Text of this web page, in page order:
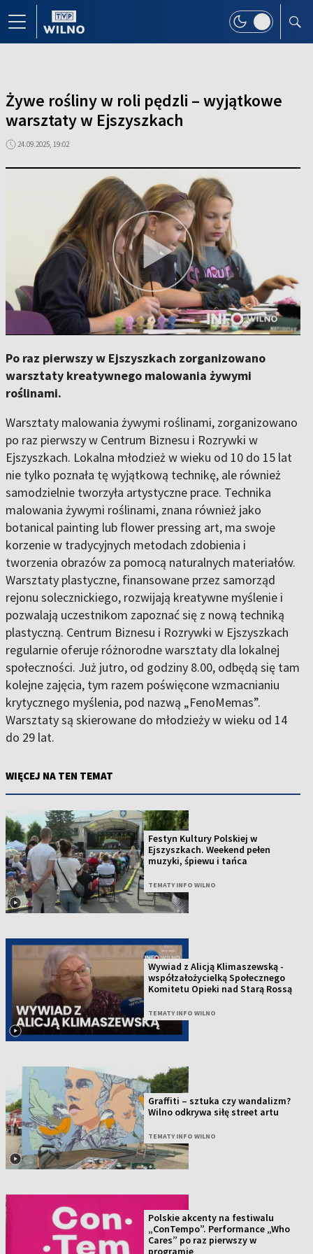
Żywe rośliny w roli pędzli – wyjątkowe
warsztaty w Ejszyszkach
24.09.2025, 19:02
Po raz pierwszy w Ejszyszkach zorganizowano
warsztaty kreatywnego malowania żywymi
roślinami.
Warsztaty malowania żywymi roślinami, zorganizowano
po raz pierwszy w Centrum Biznesu i Rozrywki w
Ejszyszkach. Lokalna młodzież w wieku od 10 do 15 lat
nie tylko poznała tę wyjątkową technikę, ale również
samodzielnie tworzyła artystyczne prace. Technika
malowania żywymi roślinami, znana również jako
botanical painting lub flower pressing art, ma swoje
korzenie w tradycyjnych metodach zdobienia i
tworzenia obrazów za pomocą naturalnych materiałów.
Warsztaty plastyczne, finansowane przez samorząd
rejonu solecznickiego, rozwijają kreatywne myślenie i
pozwalają uczestnikom zapoznać się z nową techniką
plastyczną. Centrum Biznesu i Rozrywki w Ejszyszkach
regularnie oferuje różnorodne warsztaty dla lokalnej
społeczności. Już jutro, od godziny 8.00, odbędą się tam
kolejne zajęcia, tym razem poświęcone wzmacnianiu
krytycznego myślenia, pod nazwą „FenoMemas”.
Warsztaty są skierowane do młodzieży w wieku od 14
do 29 lat.
WIĘCEJ NA TEN TEMAT
Festyn Kultury Polskiej w
Ejszyszkach. Weekend pełen
muzyki, śpiewu i tańca
TEMATY INFO WILNO
Wywiad z Alicją Klimaszewską -
współzałożycielką Społecznego
Komitetu Opieki nad Starą Rossą
TEMATY INFO WILNO
Graffiti – sztuka czy wandalizm?
Wilno odkrywa siłę street artu
TEMATY INFO WILNO
Polskie akcenty na festiwalu
„ConTempo”. Performance „Who
Cares” po raz pierwszy w
programie